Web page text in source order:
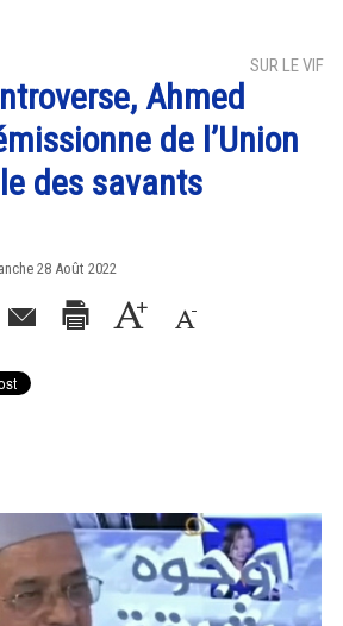
SUR LE VIF
Ahmed
de l’Union
des savants
28 Août 2022